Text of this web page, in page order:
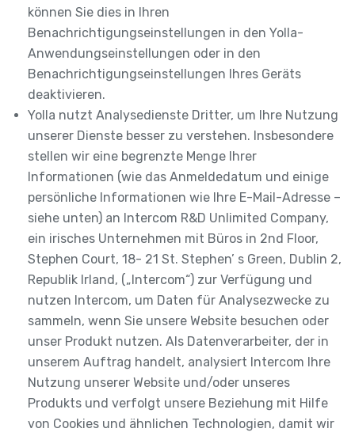
können Sie dies in Ihren
Benachrichtigungseinstellungen in den Yolla-
Anwendungseinstellungen oder in den
Benachrichtigungseinstellungen Ihres Geräts
deaktivieren.
Yolla nutzt Analysedienste Dritter, um Ihre Nutzung
unserer Dienste besser zu verstehen. Insbesondere
stellen wir eine begrenzte Menge Ihrer
Informationen (wie das Anmeldedatum und einige
persönliche Informationen wie Ihre E-Mail-Adresse –
siehe unten) an Intercom R&D Unlimited Company,
ein irisches Unternehmen mit Büros in 2nd Floor,
Stephen Court, 18- 21 St. Stephen’ s Green, Dublin 2,
Republik Irland, („Intercom“) zur Verfügung und
nutzen Intercom, um Daten für Analysezwecke zu
sammeln, wenn Sie unsere Website besuchen oder
unser Produkt nutzen. Als Datenverarbeiter, der in
unserem Auftrag handelt, analysiert Intercom Ihre
Nutzung unserer Website und/oder unseres
Produkts und verfolgt unsere Beziehung mit Hilfe
von Cookies und ähnlichen Technologien, damit wir